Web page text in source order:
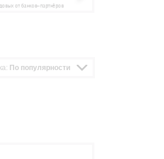
По популярности